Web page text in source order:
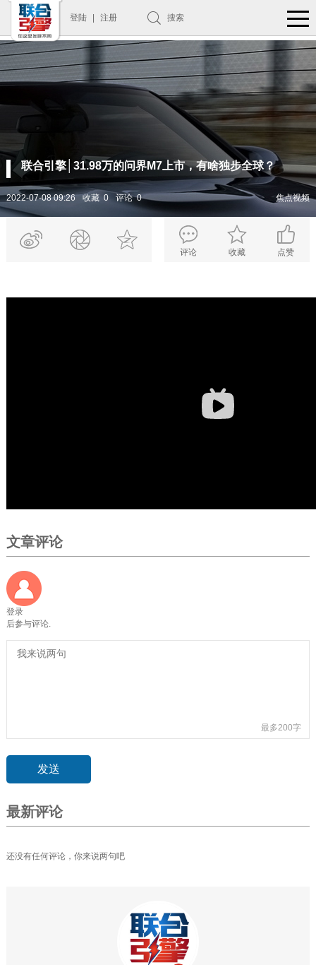
登陆 注册 搜索
联合引擎│31.98万的问界M7上市，有啥独步全球？
2022-07-08 09:26 收藏 0 评论 0 焦点视频
评论 收藏 点赞
文章评论
登录
后参与评论.
最多200字
最新评论
还没有任何评论，你来说两句吧